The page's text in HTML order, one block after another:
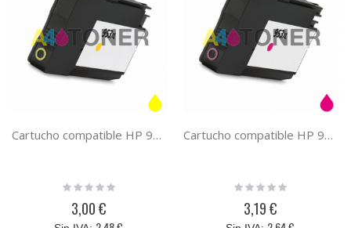
Cartucho compatible HP 953XL tinta amarilla
Rating:
3,00 €
Cartucho compatible HP 953XL tinta magenta
Rating:
3,19 €